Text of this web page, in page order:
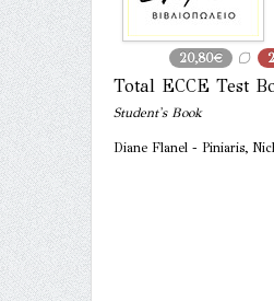
20,80€
Total ECCE Test
Student's Book
Diane Flanel - Piniaris,